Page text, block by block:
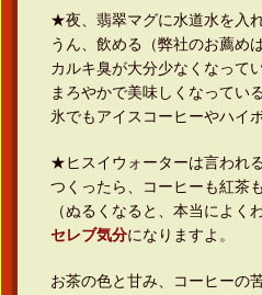
★夜、翡翠マグに水道水を入
うん、飲める（弊社のお薦め
カルキ臭が大分少なくなって
まろやかで美味しくなってい
氷でもアイスコーヒーやハイ
★ヒスイウォーターは言われ
つくったら、コーヒーも紅茶
（ぬるくなると、本当によく
セレブ気分になりますよ。
お茶の色と甘み、コーヒーの